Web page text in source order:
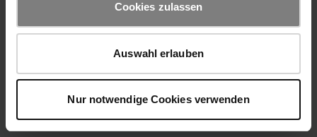
Cookies zulassen
Auswahl erlauben
Nur notwendige Cookies verwenden